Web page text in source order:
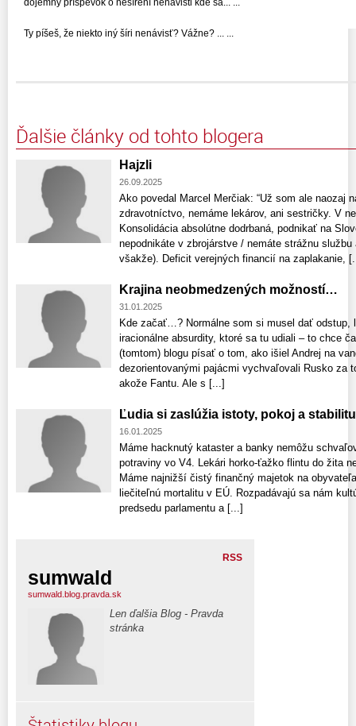
dojemný príspevok o nešírení nenávisti kde sa... ...
Ty píšeš, že niekto iný šíri nenávisť? Vážne? ... ...
Ďalšie články od tohto blogera
Hajzli
26.09.2025
Ako povedal Marcel Merčiak: “Už som ale naozaj
zdravotníctvo, nemáme lekárov, ani sestričky. V
Konsolidácia absolútne dodrbaná, podnikať na
nepodnikáte v zbrojárstve / nemáte strážnu
všakže). Deficit verejných financií na zaplakanie,
Krajina neobmedzených možností…
31.01.2025
Kde začať…? Normálne som si musel dať
iracionálne absurdity, ktoré sa tu udiali – to chce
(tomtom) blogu písať o tom, ako išiel Andrej na
dezorientovanými pajácmi vychvaľovali Rusko za
akože Fantu. Ale s [...]
Ľudia si zaslúžia istoty, pokoj a
16.01.2025
Máme hacknutý kataster a banky nemôžu
potraviny vo V4. Lekári horko-ťažko flintu do žita
Máme najnižší čistý finančný majetok na
liečiteľnú mortalitu v EÚ. Rozpadávajú sa nám
predsedu parlamentu a [...]
RSS
sumwald
sumwald.blog.pravda.sk
Len ďalšia Blog - Pravda
stránka